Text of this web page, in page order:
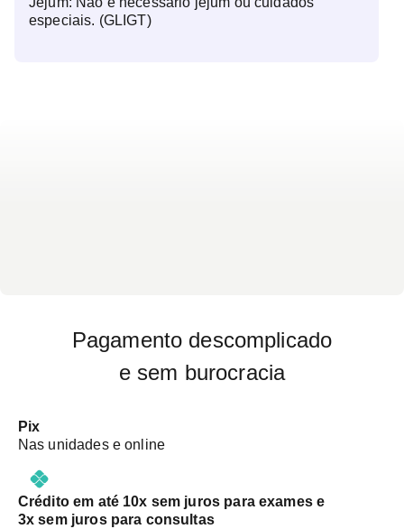
especiais. (GLIGT)
Pagamento descomplicado
e sem burocracia
Pix
Nas unidades e online
Crédito em até 10x sem juros para exames e
3x sem juros para consultas